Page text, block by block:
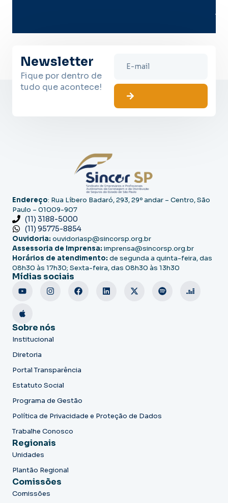
Newsletter
Fique por dentro de
tudo que acontece!
Endereço: Rua Líbero Badaró, 293, 29º andar – Centro, São
Paulo – 01009-907
(11) 3188-5000
(11) 95775-8854
Ouvidoria: ouvidoriasp@sincorsp.org.br
Assessoria de Imprensa: imprensa@sincorsp.org.br
Horários de atendimento: de segunda a quinta-feira, das
08h30 às 17h30; Sexta-feira, das 08h30 às 13h30
Mídias sociais
Sobre nós
Institucional
Diretoria
Portal Transparência
Estatuto Social
Programa de Gestão
Política de Privacidade e Proteção de Dados
Trabalhe Conosco
Regionais
Unidades
Plantão Regional
Comissões
Comissões